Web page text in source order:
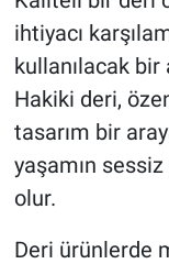
ihtiyacı
kullanılacak bir
Hakiki deri,
tasarım bir
yaşamın
olur.
Deri ürünlerde